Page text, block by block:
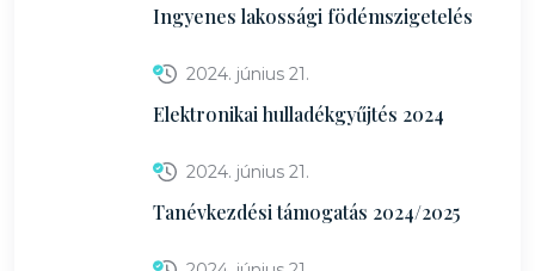
Ingyenes lakossági födémszigetelés
2024. június 21.
Elektronikai hulladékgyűjtés 2024
2024. június 21.
Tanévkezdési támogatás 2024/2025